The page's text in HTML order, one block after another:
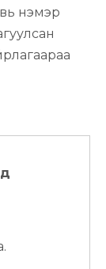
нэмэр